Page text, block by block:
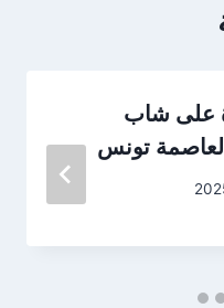
على شاب
تونس